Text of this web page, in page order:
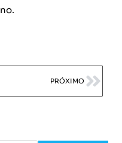
PRÓXIMO